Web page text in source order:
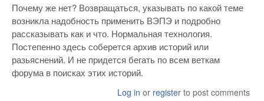
Почему же нет? Возвращаться, указывать по какой теме
возникла надобность применить ВЭПЭ и подробно
рассказывать как и что. Нормальная технология.
Постепенно здесь соберется архив историй или
разьяснений. И не придется бегать по всем веткам
форума в поисках этих историй.
Log in or register to post comments